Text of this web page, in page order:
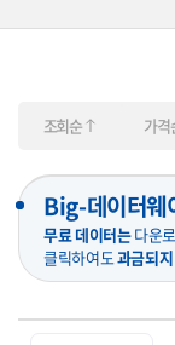
조회순 가격
Big-데이터웨
무료 데이터는다운
클릭하여도과금되